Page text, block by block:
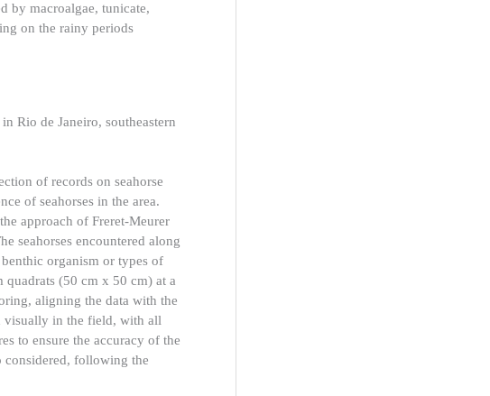
by macroalgae, tunicate,
on the rainy periods
Rio de Janeiro, southeastern
of records on seahorse
of seahorses in the area.
approach of Freret-Meurer
seahorses encountered along
organism or types of
(50 cm x 50 cm) at a
aligning the data with the
visually in the field, with all
to ensure the accuracy of the
considered, following the